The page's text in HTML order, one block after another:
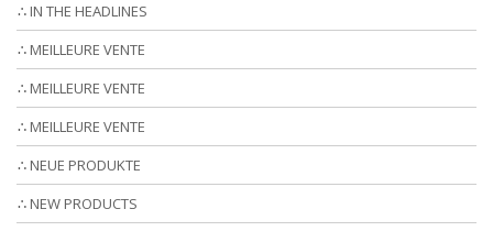
∴ IN THE HEADLINES
∴ MEILLEURE VENTE
∴ MEILLEURE VENTE
∴ MEILLEURE VENTE
∴ NEUE PRODUKTE
∴ NEW PRODUCTS